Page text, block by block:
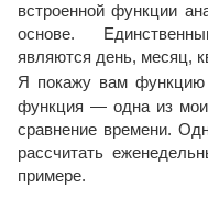
встроенной функции
основе.
являются день, месяц,
Я покажу вам функцию
функция — одна из
сравнение времени.
рассчитать
примере.